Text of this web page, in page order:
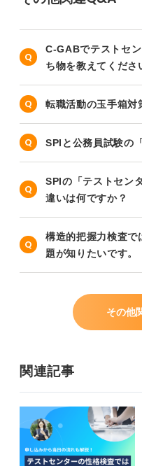
C-GABでテストセ
ち物を教えてくださ
転職活動の玉手箱対
SPIと公務員試験の
SPIの「テストセン
違いは何ですか？
構造的把握力検査で
題が知りたいです。
その他
関連記事